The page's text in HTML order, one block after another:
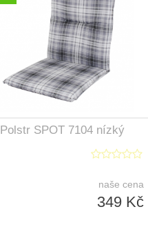
Polstr SPOT 7104 nízký
naše cena
349 Kč